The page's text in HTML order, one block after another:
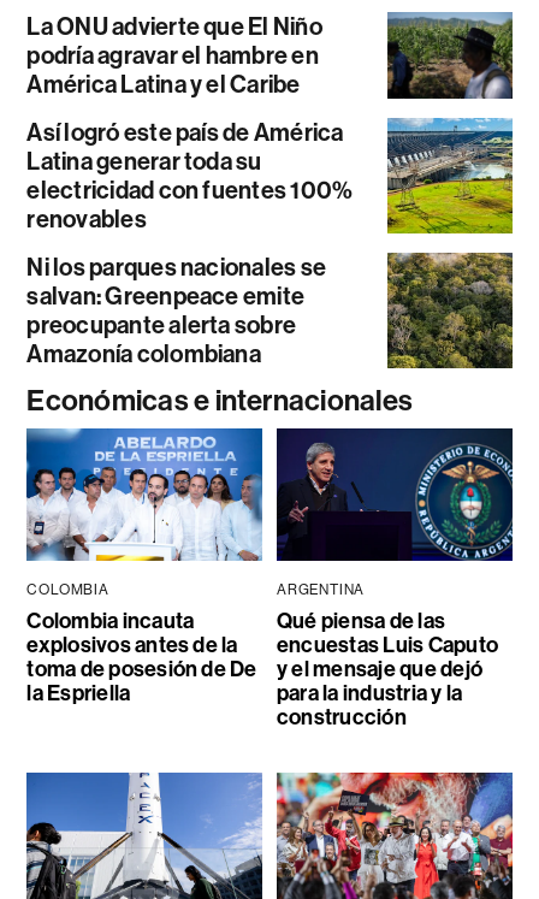
La ONU advierte que El Niño
podría agravar el hambre en
América Latina y el Caribe
Así logró este país de América
Latina generar toda su
electricidad con fuentes 100%
renovables
Ni los parques nacionales se
salvan: Greenpeace emite
preocupante alerta sobre
Amazonía colombiana
Económicas e internacionales
COLOMBIA
Colombia incauta
explosivos antes de la
toma de posesión de De
la Espriella
ARGENTINA
Qué piensa de las
encuestas Luis Caputo
y el mensaje que dejó
para la industria y la
construcción